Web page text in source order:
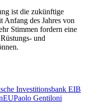
ist die zukünftige
Anfang des Jahres von
Stimmen fordern eine
und
Investitionsbank EIB
Paolo Gentiloni